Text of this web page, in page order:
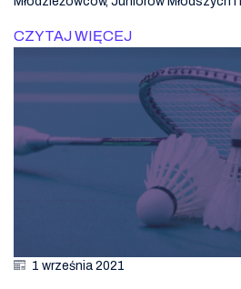
CZYTAJ WIĘCEJ
1 września 2021